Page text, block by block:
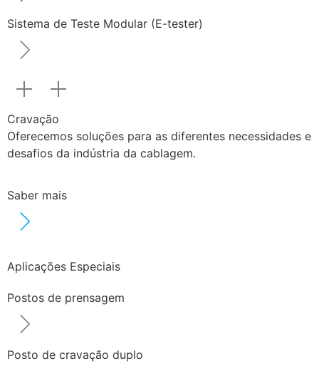
Sistema de Teste Modular (E-tester)
Cravação
Oferecemos soluções para as diferentes necessidades e
desafios da indústria da cablagem.
Saber mais
Aplicações Especiais
Postos de prensagem
Posto de cravação duplo